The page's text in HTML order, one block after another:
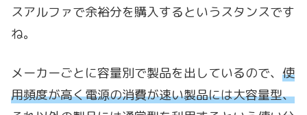
スアルファで余裕分を購入するというスタンスです
ね。
メーカーごとに容量別で製品を出しているので、 使
用頻度が高く電源の消費が速い製品には大容量型、